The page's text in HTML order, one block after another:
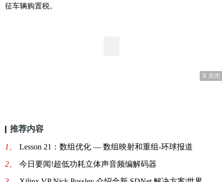
征车辆购置税。
X 关闭
推荐内容
1、 Lesson 21：数组优化 — 数组映射和重组-环球报道
2、 今日要闻!超低功耗立体声音频编解码器